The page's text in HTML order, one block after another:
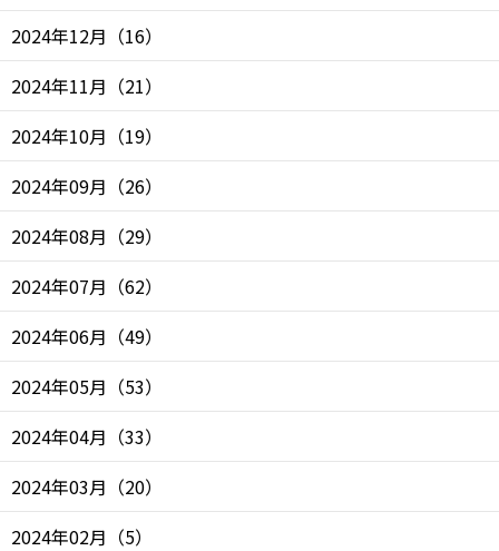
2024年12月 （16）
2024年11月 （21）
2024年10月 （19）
2024年09月 （26）
2024年08月 （29）
2024年07月 （62）
2024年06月 （49）
2024年05月 （53）
2024年04月 （33）
2024年03月 （20）
2024年02月 （5）